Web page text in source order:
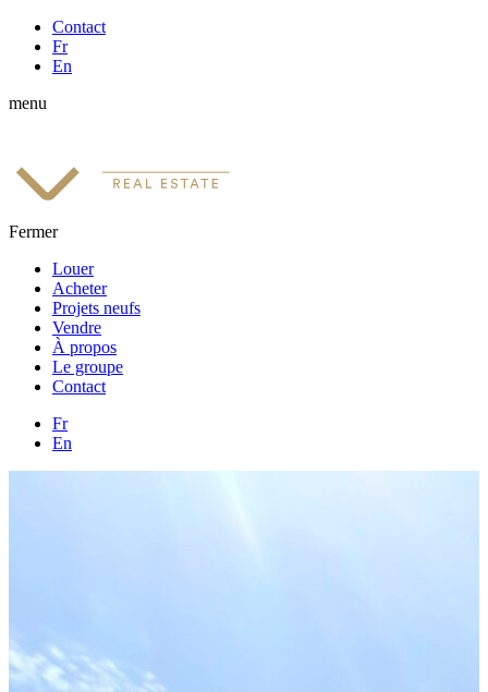
Contact
Fr
En
menu
Fermer
Louer
Acheter
Projets neufs
Vendre
À propos
Le groupe
Contact
Fr
En